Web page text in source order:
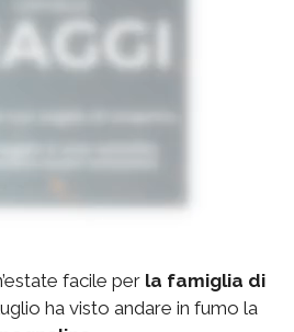
facile per la famiglia di
ha visto andare in fumo la